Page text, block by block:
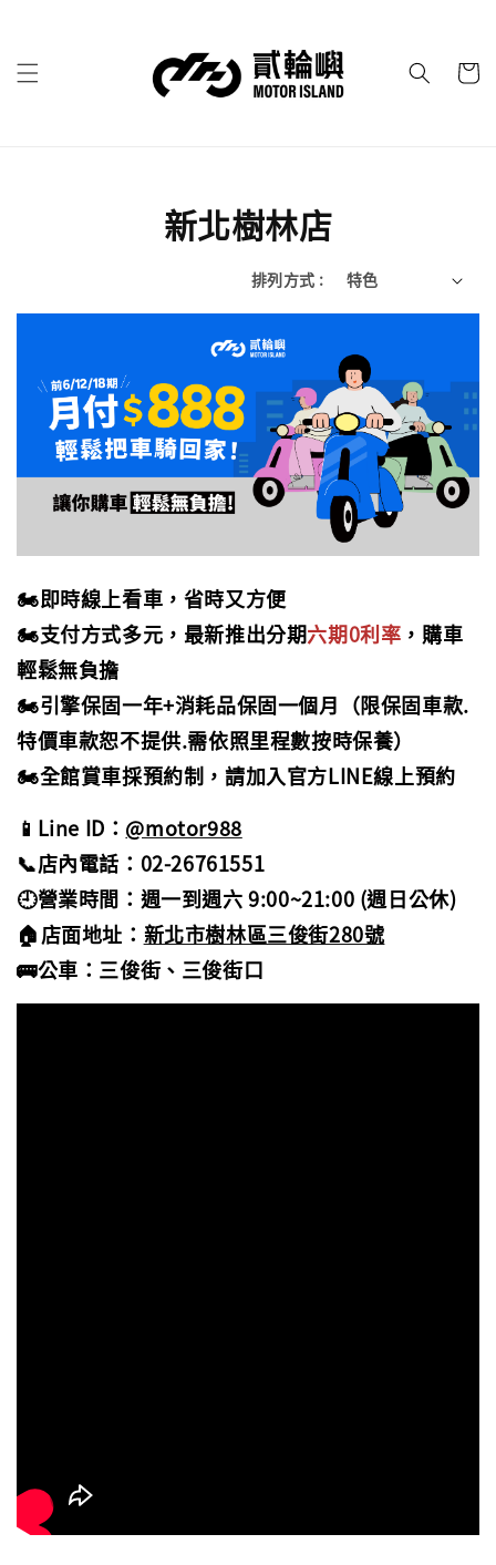
新北樹林店
排列方式 :
🏍️即時線上看車，省時又方便
🏍️支付方式多元，最新推出分期六期0利率 ，購車
輕鬆無負擔
🏍️引擎保固一年+消耗品保固一個月（限保固車款.
特價車款恕不提供.需依照里程數按時保養）
🏍️全館賞車採預約制，請加入官方LINE線上預約
📱Line ID： @motor988
📞店內電話：02-26761551
🕘營業時間：週一到週六 9:00~21:00 (週日公休)
🏠店面地址： 新北市樹林區三俊街280號
🚌公車：三俊街、三俊街口